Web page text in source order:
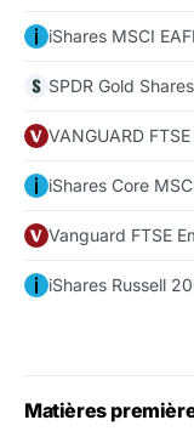
iShares MSCI
SPDR Gold
VANGUARD
iShares Core
Vanguard FTSE
iShares Russell
Matières